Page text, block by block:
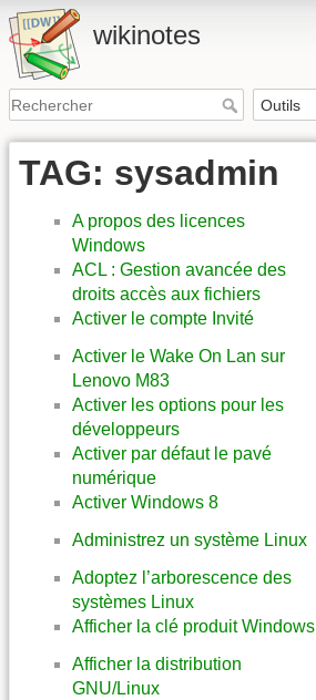
wikinotes
TAG: sysadmin
A propos des licences
Windows
ACL : Gestion avancée des
droits accès aux fichiers
Activer le compte Invité
Activer le Wake On Lan sur
Lenovo M83
Activer les options pour les
développeurs
Activer par défaut le pavé
numérique
Activer Windows 8
Administrez un système Linux
Adoptez l’arborescence des
systèmes Linux
Afficher la clé produit Windows
Afficher la distribution
GNU/Linux